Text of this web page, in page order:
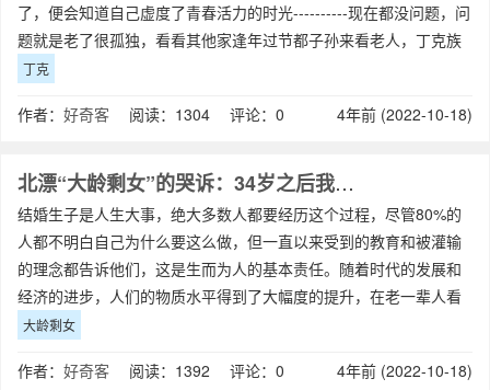
了，便会知道自己虚度了青春活力的时光----------现在都没问题，问
题就是老了很孤独，看看其他家逢年过节都子孙来看老人，丁克族
呢？尤其是离婚或者另外一半走
丁克
作者： 好奇客 阅读：1304 评论：0 4年前 (2022-10-18)
北漂“大龄剩女”的哭诉：34岁之后我才知道错了
结婚生子是人生大事，绝大多数人都要经历这个过程，尽管80%的
人都不明白自己为什么要这么做，但一直以来受到的教育和被灌输
的理念都告诉他们，这是生而为人的基本责任。随着时代的发展和
经济的进步，人们的物质水平得到了大幅度的提升，在老一辈人看
来，现在的年轻人无疑是最幸福的一代，
大龄剩女
作者： 好奇客 阅读：1392 评论：0 4年前 (2022-10-18)